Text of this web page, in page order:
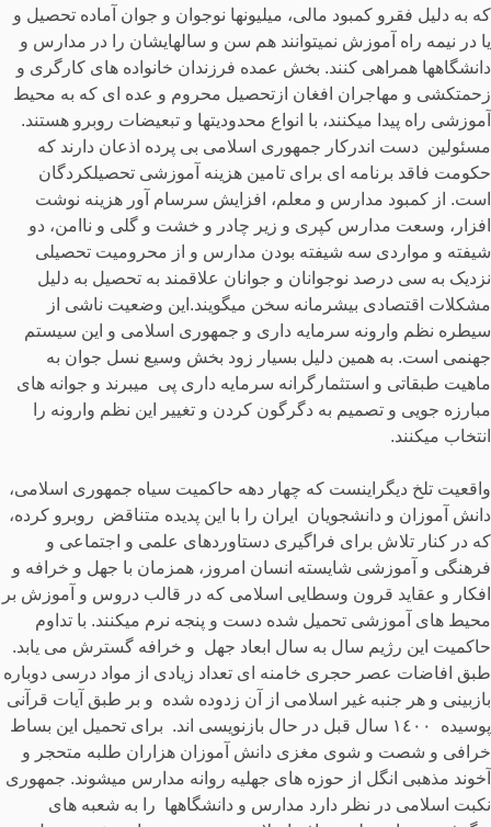
که به دلیل فقرو کمبود مالی، میلیونها نوجوان و جوان آماده تحصیل و
یا در نیمه راه آموزش نمیتوانند هم سن و سالهایشان را در مدارس و
دانشگاهها همراهی کنند. بخش عمده فرزندان خانواده های کارگری و
زحمتکشی و مهاجران افغان ازتحصیل محروم و عده ای که به محیط
آموزشی راه پیدا میکنند، با انواع محدودیتها و تبعیضات روبرو هستند.
مسئولین دست اندرکار جمهوری اسلامی بی پرده اذعان دارند که
حکومت فاقد برنامه ای برای تامین هزینه آموزشی تحصیلکردگان
است. از کمبود مدارس و معلم، افزایش سرسام آور هزینه نوشت
افزار، وسعت مدارس کپری و زیر چادر و خشت و گلی و ناامن، دو
شیفته و مواردی سه شیفته بودن مدارس و از محرومیت تحصیلی
نزدیک به سی درصد نوجوانان و جوانان علاقمند به تحصیل به دلیل
مشکلات اقتصادی بیشرمانه سخن میگویند.این وضعیت ناشی از
سیطره نظم وارونه سرمایه داری و جمهوری اسلامی و این سیستم
جهنمی است. به همین دلیل بسیار زود بخش وسیع نسل جوان به
ماهیت طبقاتی و استثمارگرانه سرمایه داری پی میبرند و جوانه های
مبارزه جویی و تصمیم به دگرگون کردن و تغییر این نظم وارونه را
انتخاب میکنند.
واقعیت تلخ دیگراینست که چهار دهه حاکمیت سیاه جمهوری اسلامی،
دانش آموزان و دانشجویان ایران را با این پدیده متناقض روبرو کرده،
که در کنار تلاش برای فراگیری دستاوردهای علمی و اجتماعی و
فرهنگی و آموزشی شایسته انسان امروز، همزمان با جهل و خرافه و
افکار و عقاید قرون وسطایی اسلامی که در قالب دروس و آموزش بر
محیط های آموزشی تحمیل شده دست و پنجه نرم میکنند. با تداوم
حاکمیت این رژیم سال به سال ابعاد جهل و خرافه گسترش می یابد.
طبق افاضات عصر حجری خامنه ای تعداد زیادی از مواد درسی دوباره
بازبینی و هر جنبه غیر اسلامی از آن زدوده شده و بر طبق آیات قرآنی
پوسیده ١٤٠٠ سال قبل در حال بازنویسی اند. برای تحمیل این بساط
خرافی و شصت و شوی مغزی دانش آموزان هزاران طلبه متحجر و
آخوند مذهبی انگل از حوزه های جهلیه روانه مدارس میشوند. جمهوری
نکبت اسلامی در نظر دارد مدارس و دانشگاهها را به شعبه های